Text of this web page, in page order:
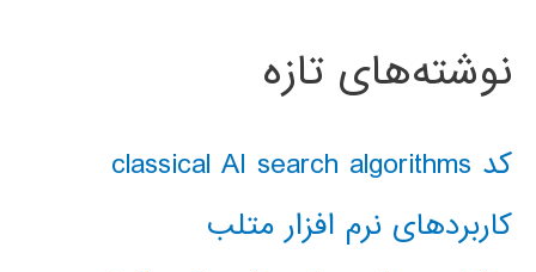
نوشته‌های تازه
کد classical AI search algorithms
کاربردهای نرم افزار متلب